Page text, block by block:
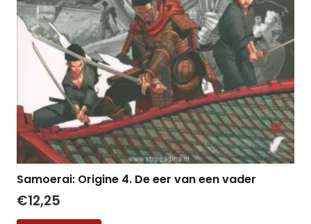
Samoerai: Origine 4. De eer van een vader
€12,25